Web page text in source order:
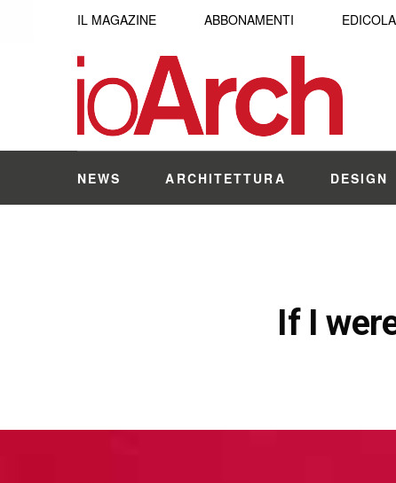
IL MAGAZINE ABBONAMENTI EDICOLA
NEWS ARCHITETTURA DESIGN
If I